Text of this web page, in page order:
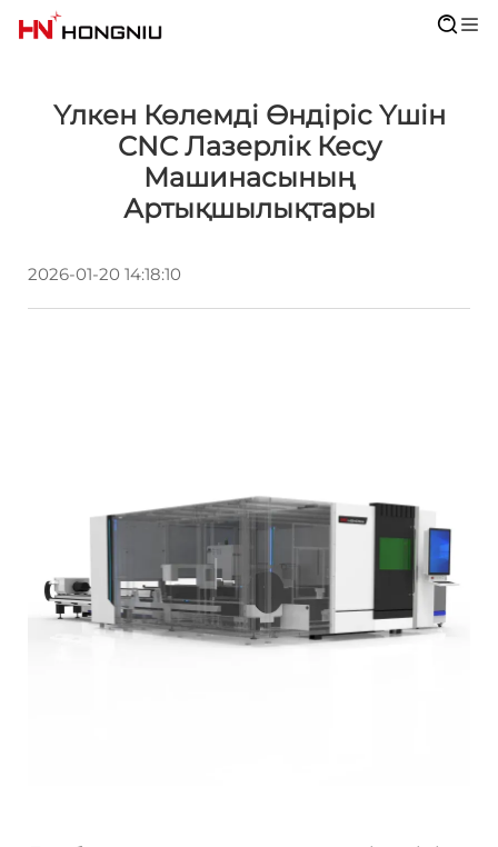
Үлкен Көлемді Өндіріс Үшін
CNC Лазерлік Кесу
Машинасының
Артықшылықтары
2026-01-20 14:18:10